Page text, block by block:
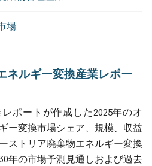
場
ネルギー変換産業レポー
ポートが作成した2025年のオ
ー変換市場シェア、規模、収益
ストリア廃棄物エネルギー変換
年の市場予測見通しおよび過去